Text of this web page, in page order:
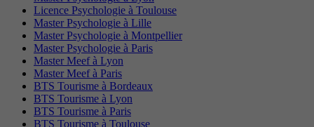
Licence Psychologie à Toulouse
Master Psychologie à Lille
Master Psychologie à Montpellier
Master Psychologie à Paris
Master Meef à Lyon
Master Meef à Paris
BTS Tourisme à Bordeaux
BTS Tourisme à Lyon
BTS Tourisme à Paris
BTS Tourisme à Toulouse